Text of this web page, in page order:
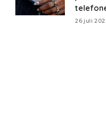
26 juli